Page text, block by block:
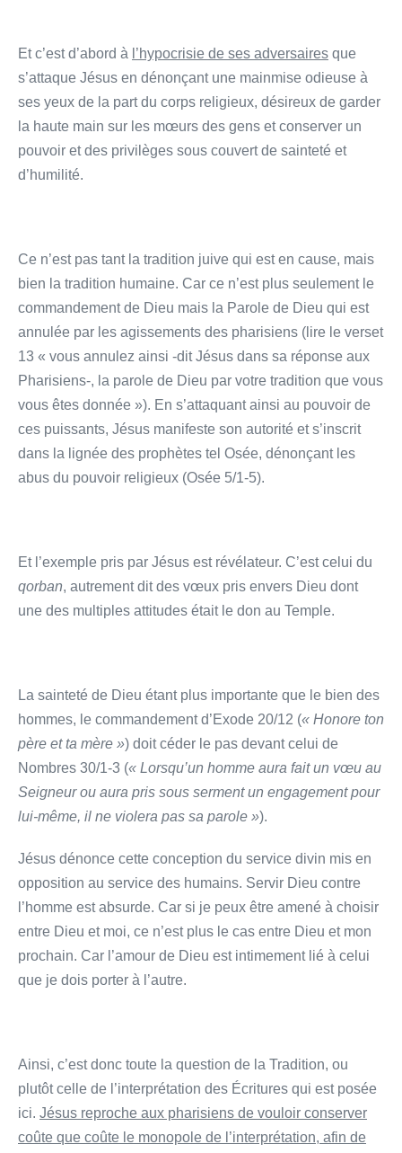
Et c’est d’abord à l’hypocrisie de ses adversaires que
s’attaque Jésus en dénonçant une mainmise odieuse à
ses yeux de la part du corps religieux, désireux de garder
la haute main sur les mœurs des gens et conserver un
pouvoir et des privilèges sous couvert de sainteté et
d’humilité.
Ce n’est pas tant la tradition juive qui est en cause, mais
bien la tradition humaine. Car ce n’est plus seulement le
commandement de Dieu mais la Parole de Dieu qui est
annulée par les agissements des pharisiens (lire le verset
13 « vous annulez ainsi -dit Jésus dans sa réponse aux
Pharisiens-, la parole de Dieu par votre tradition que vous
vous êtes donnée »). En s’attaquant ainsi au pouvoir de
ces puissants, Jésus manifeste son autorité et s’inscrit
dans la lignée des prophètes tel Osée, dénonçant les
abus du pouvoir religieux (Osée 5/1-5).
Et l’exemple pris par Jésus est révélateur. C’est celui du
qorban, autrement dit des vœux pris envers Dieu dont
une des multiples attitudes était le don au Temple.
La sainteté de Dieu étant plus importante que le bien des
hommes, le commandement d’Exode 20/12 (« Honore ton
père et ta mère ») doit céder le pas devant celui de
Nombres 30/1-3 (« Lorsqu’un homme aura fait un vœu au
Seigneur ou aura pris sous serment un engagement pour
lui-même, il ne violera pas sa parole »).
Jésus dénonce cette conception du service divin mis en
opposition au service des humains. Servir Dieu contre
l’homme est absurde. Car si je peux être amené à choisir
entre Dieu et moi, ce n’est plus le cas entre Dieu et mon
prochain. Car l’amour de Dieu est intimement lié à celui
que je dois porter à l’autre.
Ainsi, c’est donc toute la question de la Tradition, ou
plutôt celle de l’interprétation des Écritures qui est posée
ici. Jésus reproche aux pharisiens de vouloir conserver
coûte que coûte le monopole de l’interprétation, afin de